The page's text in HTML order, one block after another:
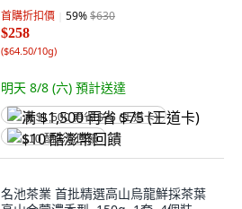
首購折扣價 59%$630
$258
($64.50/10g)
明天 8/8 (六) 預計送達
满 $1,500 再省 $75 (王道卡)
$10 酷澎幣回饋
名池茶業 首批精選高山烏龍鮮採茶葉